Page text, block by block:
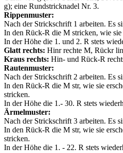
g); eine Rundstricknadel Nr. 3.
Rippenmuster:
Nach der Strickschrift 1 arbeiten. Es
In den Rück-R die M stricken, wie sie
In der Höhe die 1. und 2. R stets
Glatt rechts: Hinr rechte M, Rückr
Kraus rechts: Hin- und Rück-R
Rautenmuster:
Nach der Strickschrift 2 arbeiten. Es
In den Rück-R die M str, wie sie
stricken.
In der Höhe die 1.- 30. R stets
Ärmelmuster:
Nach der Strickschrift 3 arbeiten. Es
In den Rück-R die M str, wie sie
stricken.
In der Höhe die 1. - 22. R stets